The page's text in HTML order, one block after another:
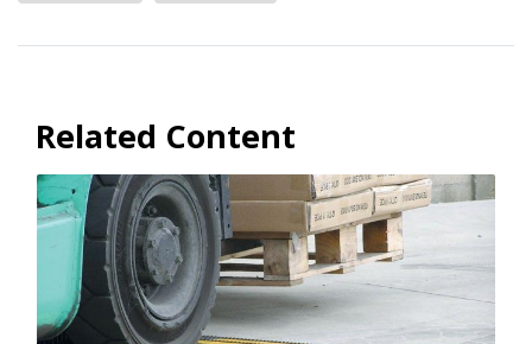
Related Content